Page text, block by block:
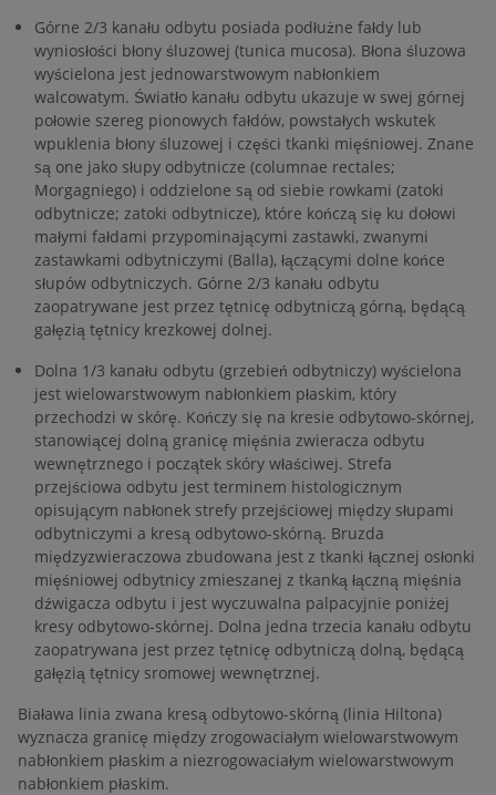
Górne 2/3 kanału odbytu posiada podłużne fałdy lub
wyniosłości błony śluzowej (tunica mucosa). Błona śluzowa
wyścielona jest jednowarstwowym nabłonkiem
walcowatym. Światło kanału odbytu ukazuje w swej górnej
połowie szereg pionowych fałdów, powstałych wskutek
wpuklenia błony śluzowej i części tkanki mięśniowej. Znane
są one jako słupy odbytnicze (columnae rectales;
Morgagniego) i oddzielone są od siebie rowkami (zatoki
odbytnicze; zatoki odbytnicze), które kończą się ku dołowi
małymi fałdami przypominającymi zastawki, zwanymi
zastawkami odbytniczymi (Balla), łączącymi dolne końce
słupów odbytniczych. Górne 2/3 kanału odbytu
zaopatrywane jest przez tętnicę odbytniczą górną, będącą
gałęzią tętnicy krezkowej dolnej.
Dolna 1/3 kanału odbytu (grzebień odbytniczy) wyścielona
jest wielowarstwowym nabłonkiem płaskim, który
przechodzi w skórę. Kończy się na kresie odbytowo-skórnej,
stanowiącej dolną granicę mięśnia zwieracza odbytu
wewnętrznego i początek skóry właściwej. Strefa
przejściowa odbytu jest terminem histologicznym
opisującym nabłonek strefy przejściowej między słupami
odbytniczymi a kresą odbytowo-skórną. Bruzda
międzyzwieraczowa zbudowana jest z tkanki łącznej osłonki
mięśniowej odbytnicy zmieszanej z tkanką łączną mięśnia
dźwigacza odbytu i jest wyczuwalna palpacyjnie poniżej
kresy odbytowo-skórnej. Dolna jedna trzecia kanału odbytu
zaopatrywana jest przez tętnicę odbytniczą dolną, będącą
gałęzią tętnicy sromowej wewnętrznej.
Biaława linia zwana kresą odbytowo-skórną (linia Hiltona)
wyznacza granicę między zrogowaciałym wielowarstwowym
nabłonkiem płaskim a niezrogowaciałym wielowarstwowym
nabłonkiem płaskim.